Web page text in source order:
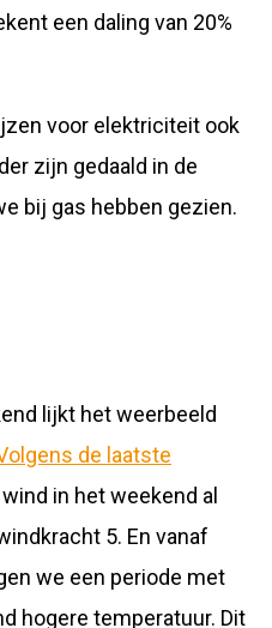
een daling van 20%
voor elektriciteit ook
zijn gedaald in de
bij gas hebben gezien.
lijkt het weerbeeld
de laatste
in het weekend al
5. En vanaf
we een periode met
hogere temperatuur. Dit